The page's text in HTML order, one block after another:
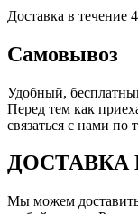
Доставка в течение
Самовывоз
Удобный,
Перед тем как
связаться с нами по
ДОСТАВКА
Мы можем